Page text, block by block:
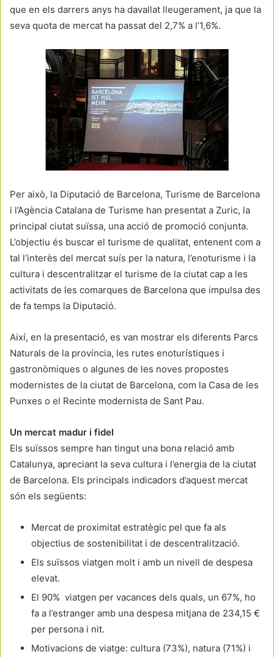
que en els darrers anys ha davallat lleugerament, ja que la
seva quota de mercat ha passat del 2,7% a l’1,6%.
Per això, la Diputació de Barcelona, Turisme de Barcelona
i l’Agència Catalana de Turisme han presentat a Zuric, la
principal ciutat suïssa, una acció de promoció conjunta.
L’objectiu és buscar el turisme de qualitat, entenent com a
tal l’interès del mercat suís per la natura, l’enoturisme i la
cultura i descentralitzar el turisme de la ciutat cap a les
activitats de les comarques de Barcelona que impulsa des
de fa temps la Diputació.
Així, en la presentació, es van mostrar els diferents Parcs
Naturals de la província, les rutes enoturístiques i
gastronòmiques o algunes de les noves propostes
modernistes de la ciutat de Barcelona, com la Casa de les
Punxes o el Recinte modernista de Sant Pau.
Un mercat madur i fidel
Els suïssos sempre han tingut una bona relació amb
Catalunya, apreciant la seva cultura i l’energia de la ciutat
de Barcelona. Els principals indicadors d’aquest mercat
són els següents:
Mercat de proximitat estratègic pel que fa als
objectius de sostenibilitat i de descentralització.
Els suïssos viatgen molt i amb un nivell de despesa
elevat.
El 90% viatgen per vacances dels quals, un 67%, ho
fa a l’estranger amb una despesa mitjana de 234,15 €
per persona i nit.
Motivacions de viatge: cultura (73%), natura (71%) i